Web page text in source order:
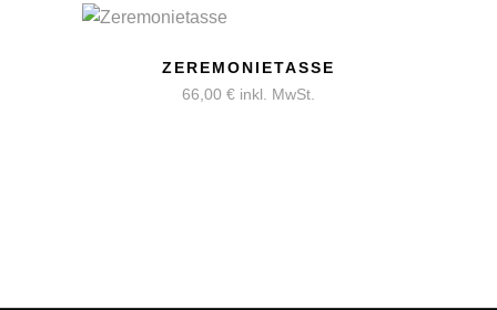
ZEREMONIETASSE
66,00 € inkl. MwSt.